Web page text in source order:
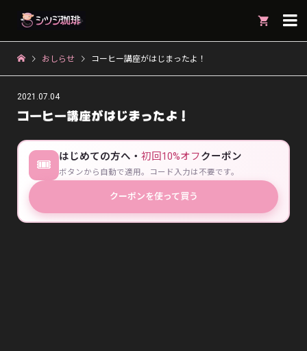

おしらせ コーヒー講座がはじまったよ！
2021.07.04
コーヒー講座がはじまったよ！
🎟 はじめての方へ・初回10%オフクーポン
ボタンから自動で適用。コード入力は不要です。
クーポンを使って買う